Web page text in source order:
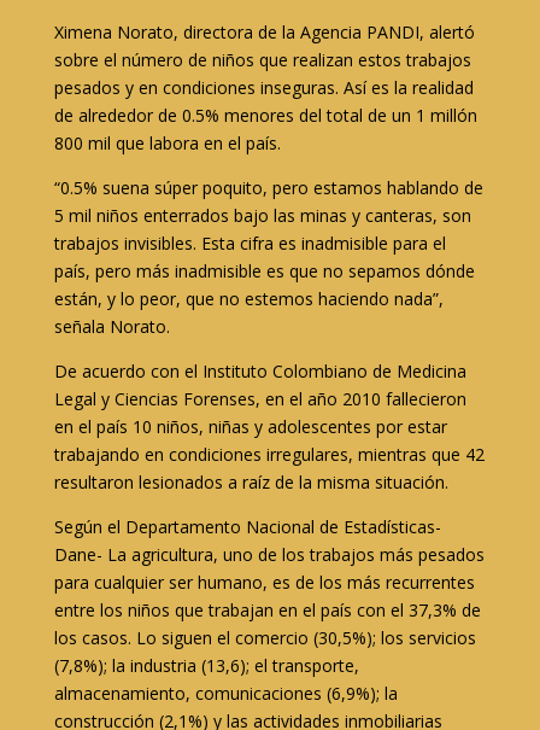
Ximena Norato, directora de la Agencia PANDI, alertó
sobre el número de niños que realizan estos trabajos
pesados y en condiciones inseguras. Así es la realidad
de alrededor de 0.5% menores del total de un 1 millón
800 mil que labora en el país.
“0.5% suena súper poquito, pero estamos hablando de
5 mil niños enterrados bajo las minas y canteras, son
trabajos invisibles. Esta cifra es inadmisible para el
país, pero más inadmisible es que no sepamos dónde
están, y lo peor, que no estemos haciendo nada”,
señala Norato.
De acuerdo con el Instituto Colombiano de Medicina
Legal y Ciencias Forenses, en el año 2010 fallecieron
en el país 10 niños, niñas y adolescentes por estar
trabajando en condiciones irregulares, mientras que 42
resultaron lesionados a raíz de la misma situación.
Según el Departamento Nacional de Estadísticas-
Dane- La agricultura, uno de los trabajos más pesados
para cualquier ser humano, es de los más recurrentes
entre los niños que trabajan en el país con el 37,3% de
los casos. Lo siguen el comercio (30,5%); los servicios
(7,8%); la industria (13,6); el transporte,
almacenamiento, comunicaciones (6,9%); la
construcción (2,1%) y las actividades inmobiliarias